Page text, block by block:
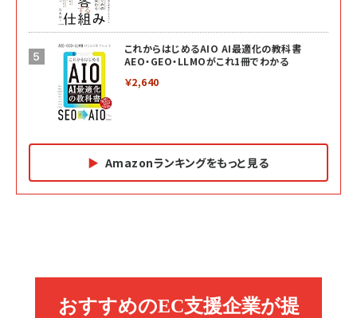
これからはじめるAIO AI最適化の教科書
AEO・GEO・LLMOがこれ1冊でわかる
￥2,640
Amazonランキングをもっと見る
副業
￥1,870
カラダ2026／宮舘涼太]
￥880